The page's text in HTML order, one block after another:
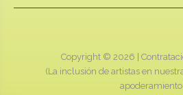
Copyright © 2026 |
(La inclusión de artistas en